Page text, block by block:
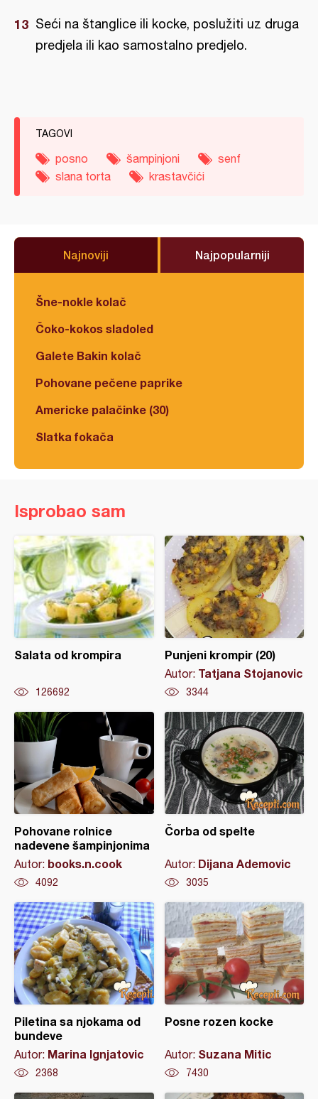
Seći na štanglice ili kocke, poslužiti uz druga
predjela ili kao samostalno predjelo.
TAGOVI
posno šampinjoni
senf
slana torta
krastavčići
Najnoviji Najpopularniji
Šne-nokle kolač
Čoko-kokos sladoled
Galete Bakin kolač
Pohovane pečene paprike
Americke palačinke (30)
Slatka fokača
Isprobao sam
Salata od krompira
126692
Punjeni krompir (20)
Autor: Tatjana Stojanovic
3344
Pohovane rolnice
nadevene šampinjonima
Autor: books.n.cook
4092
Čorba od spelte
Autor: Dijana Ademovic
3035
Piletina sa njokama od
bundeve
Autor: Marina Ignjatovic
2368
Posne rozen kocke
Autor: Suzana Mitic
7430